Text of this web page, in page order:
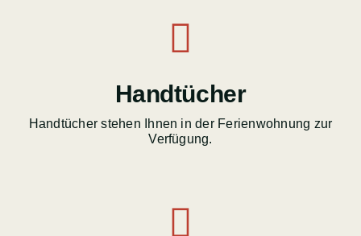
Handtücher
Handtücher stehen Ihnen in der Ferienwohnung zur
Verfügung.